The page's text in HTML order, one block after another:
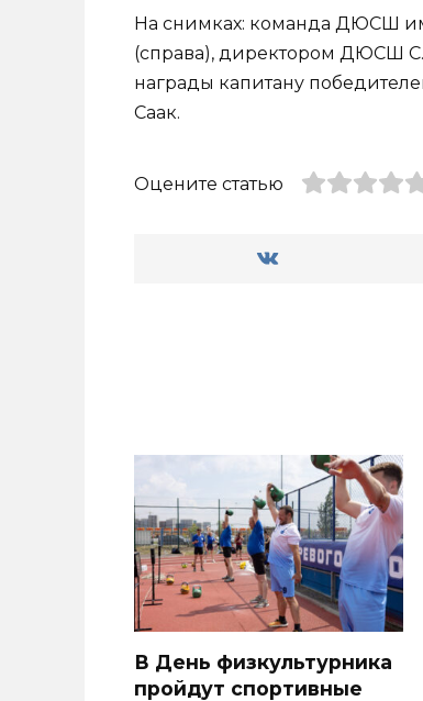
На снимках: команда ДЮСШ
(справа), директором ДЮСШ
награды капитану
Саак.
Оцените статью
В День физкультурника
пройдут спортивные